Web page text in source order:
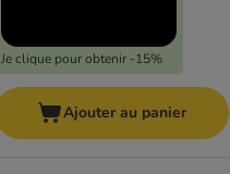
Je clique pour obtenir -15%
Ajouter au panier